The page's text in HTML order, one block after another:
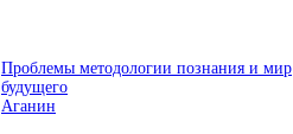
Проблемы методологии познания и мир
будущего
Аганин